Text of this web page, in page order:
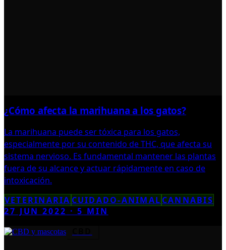
¿Cómo afecta la marihuana a los gatos?
La marihuana puede ser tóxica para los gatos,
especialmente por su contenido de THC, que afecta su
sistema nervioso. Es fundamental mantener las plantas
fuera de su alcance y actuar rápidamente en caso de
intoxicación.
VETERINARIA CUIDADO-ANIMAL CANNABIS
27 JUN 2022 ·5 MIN